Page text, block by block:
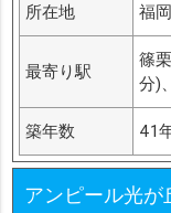
所在地 福
最寄り駅
篠
分)
築年数 41
アンピール光が